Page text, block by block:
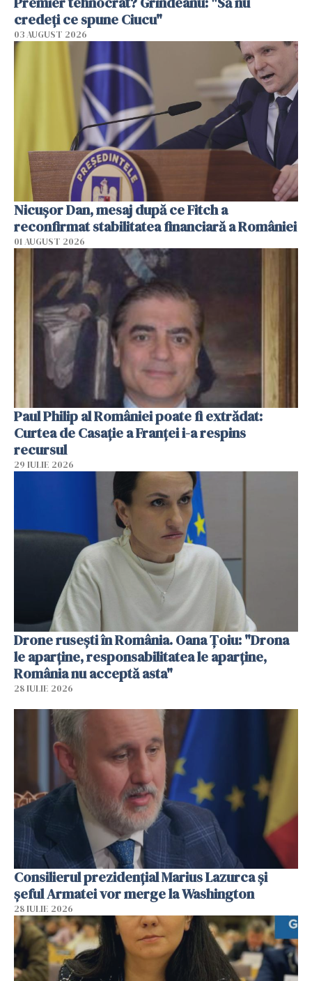
credeți ce spune Ciucu"
03 AUGUST 2026
Nicuşor Dan, mesaj după ce Fitch a
reconfirmat stabilitatea financiară a României
01 AUGUST 2026
Paul Philip al României poate fi extrădat:
Curtea de Casaţie a Franţei i-a respins
recursul
29 IULIE 2026
Drone rusești în România. Oana Ţoiu: "Drona
le aparţine, responsabilitatea le aparţine,
România nu acceptă asta"
28 IULIE 2026
Consilierul prezidenţial Marius Lazurca și
șeful Armatei vor merge la Washington
28 IULIE 2026